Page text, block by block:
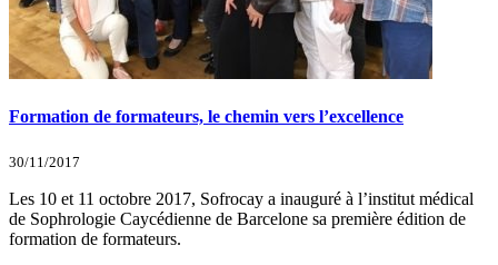
Formation de formateurs, le chemin vers l’excellence
30/11/2017
Les 10 et 11 octobre 2017, Sofrocay a inauguré à l’institut médical
de Sophrologie Caycédienne de Barcelone sa première édition de
formation de formateurs.